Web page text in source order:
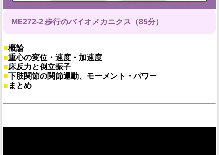
ME272-2 歩行のバイオメカニクス（85分）
■概論
■重心の変位・速度・加速度
■床反力と倒立振子
■下肢関節の関節運動、モーメント・パワー
■ まとめ